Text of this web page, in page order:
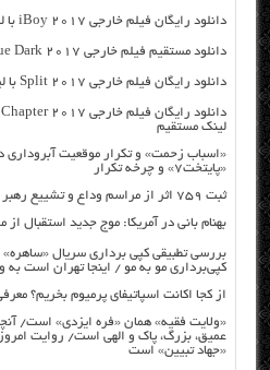
دانلود رایگان فیلم خارجی iBoy 2017 با لینک مستقیم
دانلود مستقیم فیلم خارجی Justice League Dark 2017 از سرور سایت
دانلود رایگان فیلم خارجی Split 2017 با لینک مستقیم
لینک مستقیم
«اسباب زحمت» و تکرار موقعیت آبروداری
«پایتخت۷» و چرخه تکرار
ثبت ۷۵۹ اثر از مراسم وداع و تشییع رهبر شهید انقلاب
بهنام بانی در آمریکا: موج جدید استقبال
بررسی تطبیقی کپی برداری سریال
کپی‌برداری مو به مو / اینجا تهران است
از کجا اکانت اسپاتیفای پرمیوم بخریم؟ معرفی ۴ فروشگاه معتبر
«ولایت فقیه» همان «فره ایزدی» است/
عمیق، بزرگ، پاک و الهی است/ روایت
«جهاد تبیین» است